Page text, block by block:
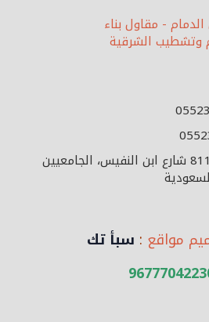
العنوان: 8037-8119 شارع ابن النفيس، الجامعيين
مواقع : سبأ تك